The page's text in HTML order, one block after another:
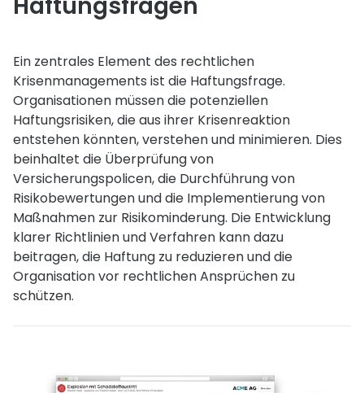
Ein zentrales Element des rechtlichen
Krisenmanagements ist die Haftungsfrage.
Organisationen müssen die potenziellen
Haftungsrisiken, die aus ihrer Krisenreaktion
entstehen könnten, verstehen und minimieren. Dies
beinhaltet die Überprüfung von
Versicherungspolicen, die Durchführung von
Risikobewertungen und die Implementierung von
Maßnahmen zur Risikominderung. Die Entwicklung
klarer Richtlinien und Verfahren kann dazu
beitragen, die Haftung zu reduzieren und die
Organisation vor rechtlichen Ansprüchen zu
schützen.